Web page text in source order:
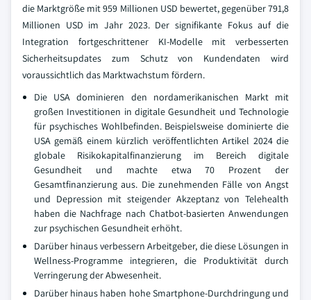
die Marktgröße mit 959 Millionen USD bewertet, gegenüber 791,8
Millionen USD im Jahr 2023. Der signifikante Fokus auf die
Integration fortgeschrittener KI-Modelle mit verbesserten
Sicherheitsupdates zum Schutz von Kundendaten wird
voraussichtlich das Marktwachstum fördern.
Die USA dominieren den nordamerikanischen Markt mit
großen Investitionen in digitale Gesundheit und Technologie
für psychisches Wohlbefinden. Beispielsweise dominierte die
USA gemäß einem kürzlich veröffentlichten Artikel 2024 die
globale Risikokapitalfinanzierung im Bereich digitale
Gesundheit und machte etwa 70 Prozent der
Gesamtfinanzierung aus. Die zunehmenden Fälle von Angst
und Depression mit steigender Akzeptanz von Telehealth
haben die Nachfrage nach Chatbot-basierten Anwendungen
zur psychischen Gesundheit erhöht.
Darüber hinaus verbessern Arbeitgeber, die diese Lösungen in
Wellness-Programme integrieren, die Produktivität durch
Verringerung der Abwesenheit.
Darüber hinaus haben hohe Smartphone-Durchdringung und